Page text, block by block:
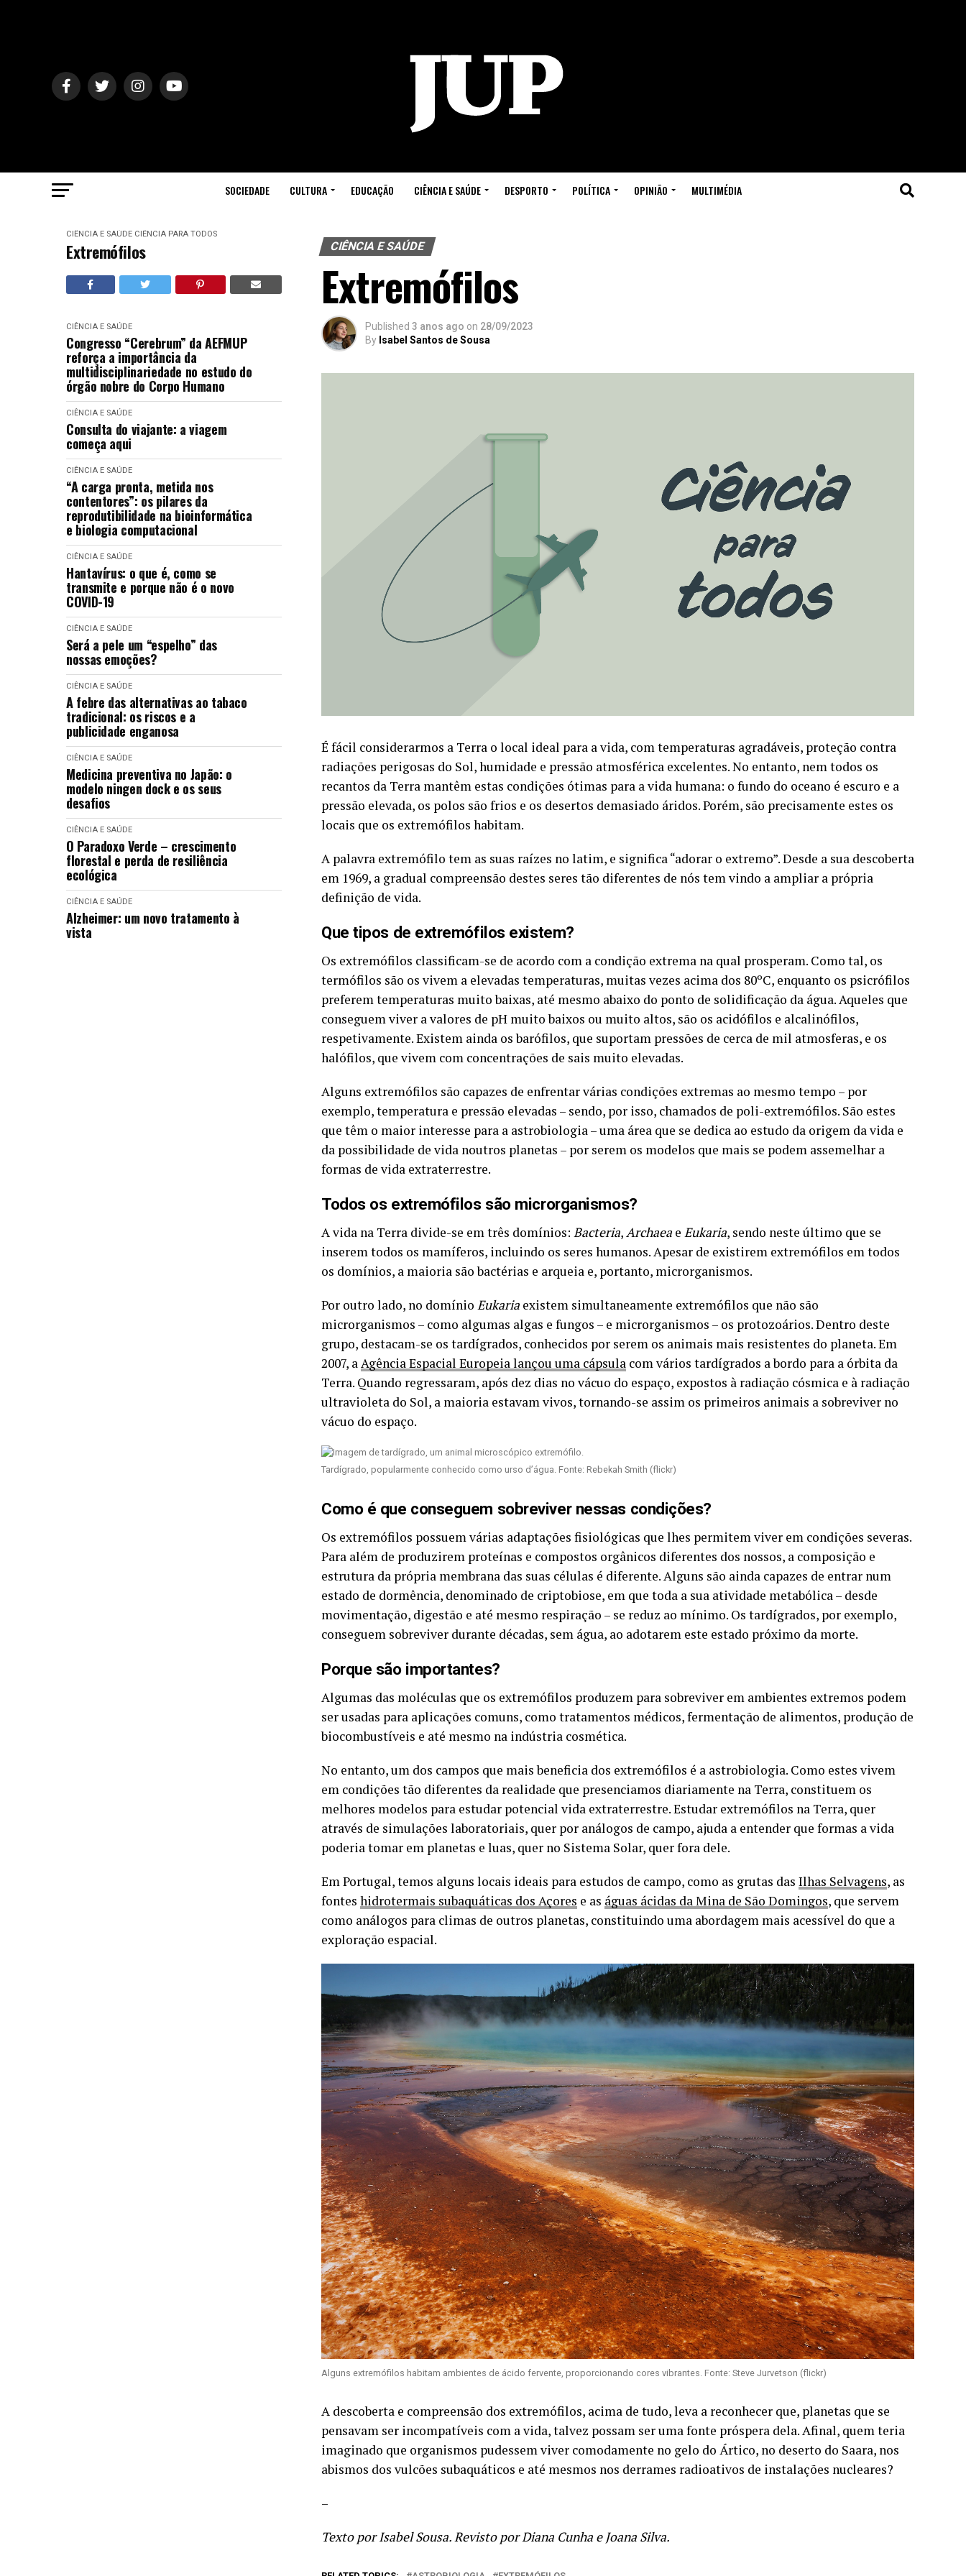
SOCIEDADE CULTURA EDUCAÇÃO CIÊNCIA E SAÚDE DESPORTO POLÍTICA OPINIÃO MULTIMÉDIA
CIÊNCIA E SAÚDE CIÊNCIA PARA TODOS
Extremófilos
CIÊNCIA E SAÚDE
Congresso “Cerebrum” da AEFMUP
reforça a importância da
multidisciplinariedade no estudo do
órgão nobre do Corpo Humano
CIÊNCIA E SAÚDE
Consulta do viajante: a viagem
começa aqui
CIÊNCIA E SAÚDE
“A carga pronta, metida nos
contentores”: os pilares da
reprodutibilidade na bioinformática
e biologia computacional
CIÊNCIA E SAÚDE
Hantavírus: o que é, como se
transmite e porque não é o novo
COVID-19
CIÊNCIA E SAÚDE
Será a pele um “espelho” das
nossas emoções?
CIÊNCIA E SAÚDE
A febre das alternativas ao tabaco
tradicional: os riscos e a
publicidade enganosa
CIÊNCIA E SAÚDE
Medicina preventiva no Japão: o
modelo ningen dock e os seus
desafios
CIÊNCIA E SAÚDE
O Paradoxo Verde – crescimento
florestal e perda de resiliência
ecológica
CIÊNCIA E SAÚDE
Alzheimer: um novo tratamento à
vista
CIÊNCIA E SAÚDE
Extremófilos
Published 3 anos ago on 28/09/2023
By Isabel Santos de Sousa
É fácil considerarmos a Terra o local ideal para a vida, com temperaturas agradáveis, proteção contra
radiações perigosas do Sol, humidade e pressão atmosférica excelentes. No entanto, nem todos os
recantos da Terra mantêm estas condições ótimas para a vida humana: o fundo do oceano é escuro e a
pressão elevada, os polos são frios e os desertos demasiado áridos. Porém, são precisamente estes os
locais que os extremófilos habitam.
A palavra extremófilo tem as suas raízes no latim, e significa “adorar o extremo”. Desde a sua descoberta
em 1969, a gradual compreensão destes seres tão diferentes de nós tem vindo a ampliar a própria
definição de vida.
Que tipos de extremófilos existem?
Os extremófilos classificam-se de acordo com a condição extrema na qual prosperam. Como tal, os
termófilos são os vivem a elevadas temperaturas, muitas vezes acima dos 80ºC, enquanto os psicrófilos
preferem temperaturas muito baixas, até mesmo abaixo do ponto de solidificação da água. Aqueles que
conseguem viver a valores de pH muito baixos ou muito altos, são os acidófilos e alcalinófilos,
respetivamente. Existem ainda os barófilos, que suportam pressões de cerca de mil atmosferas, e os
halófilos, que vivem com concentrações de sais muito elevadas.
Alguns extremófilos são capazes de enfrentar várias condições extremas ao mesmo tempo – por
exemplo, temperatura e pressão elevadas – sendo, por isso, chamados de poli-extremófilos. São estes
que têm o maior interesse para a astrobiologia – uma área que se dedica ao estudo da origem da vida e
da possibilidade de vida noutros planetas – por serem os modelos que mais se podem assemelhar a
formas de vida extraterrestre.
Todos os extremófilos são microrganismos?
A vida na Terra divide-se em três domínios: Bacteria,Archaea e Eukaria, sendo neste último que se
inserem todos os mamíferos, incluindo os seres humanos. Apesar de existirem extremófilos em todos
os domínios, a maioria são bactérias e arqueia e, portanto, microrganismos.
Por outro lado, no domínio Eukaria existem simultaneamente extremófilos que não são
microrganismos – como algumas algas e fungos – e microrganismos – os protozoários. Dentro deste
grupo, destacam-se os tardígrados, conhecidos por serem os animais mais resistentes do planeta. Em
2007, aAgência Espacial Europeia lançou uma cápsula com vários tardígrados a bordo para a órbita da
Terra. Quando regressaram, após dez dias no vácuo do espaço, expostos à radiação cósmica e à radiação
ultravioleta do Sol, a maioria estavam vivos, tornando-se assim os primeiros animais a sobreviver no
vácuo do espaço.
Tardígrado, popularmente conhecido como urso d’água. Fonte: Rebekah Smith (flickr)
Como é que conseguem sobreviver nessas condições?
Os extremófilos possuem várias adaptações fisiológicas que lhes permitem viver em condições severas.
Para além de produzirem proteínas e compostos orgânicos diferentes dos nossos, a composição e
estrutura da própria membrana das suas células é diferente. Alguns são ainda capazes de entrar num
estado de dormência, denominado de criptobiose, em que toda a sua atividade metabólica – desde
movimentação, digestão e até mesmo respiração – se reduz ao mínimo. Os tardígrados, por exemplo,
conseguem sobreviver durante décadas, sem água, ao adotarem este estado próximo da morte.
Porque são importantes?
Algumas das moléculas que os extremófilos produzem para sobreviver em ambientes extremos podem
ser usadas para aplicações comuns, como tratamentos médicos, fermentação de alimentos, produção de
biocombustíveis e até mesmo na indústria cosmética.
No entanto, um dos campos que mais beneficia dos extremófilos é a astrobiologia. Como estes vivem
em condições tão diferentes da realidade que presenciamos diariamente na Terra, constituem os
melhores modelos para estudar potencial vida extraterrestre. Estudar extremófilos na Terra, quer
através de simulações laboratoriais, quer por análogos de campo, ajuda a entender que formas a vida
poderia tomar em planetas e luas, quer no Sistema Solar, quer fora dele.
Em Portugal, temos alguns locais ideais para estudos de campo, como as grutas das Ilhas Selvagens, as
fontes hidrotermais subaquáticas dos Açores e as águas ácidas da Mina de São Domingos, que servem
como análogos para climas de outros planetas, constituindo uma abordagem mais acessível do que a
exploração espacial.
Alguns extremófilos habitam ambientes de ácido fervente, proporcionando cores vibrantes. Fonte: Steve Jurvetson (flickr)
A descoberta e compreensão dos extremófilos, acima de tudo, leva a reconhecer que, planetas que se
pensavam ser incompatíveis com a vida, talvez possam ser uma fonte próspera dela. Afinal, quem teria
imaginado que organismos pudessem viver comodamente no gelo do Ártico, no deserto do Saara, nos
abismos dos vulcões subaquáticos e até mesmos nos derrames radioativos de instalações nucleares?
–
Texto por Isabel Sousa. Revisto por Diana Cunha e Joana Silva.